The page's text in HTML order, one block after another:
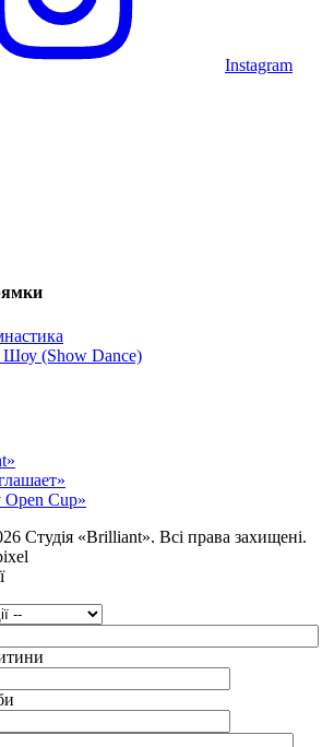
Instagram
(Show Dance)
Cup»
Студія «Brilliant». Всі права захищені.